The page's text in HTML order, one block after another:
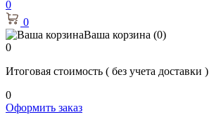
0
0
Ваша корзина (0)
0
Итоговая стоимость ( без учета доставки )
0
Оформить заказ